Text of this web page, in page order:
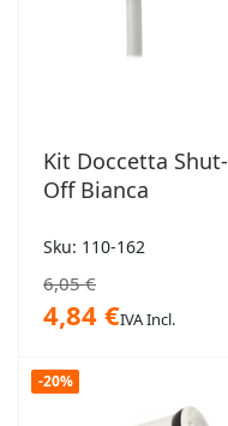
Kit Doccetta Shut-
Off Bianca
Sku: 110-162
6,05 €
4,84 €IVA Incl.
-20%